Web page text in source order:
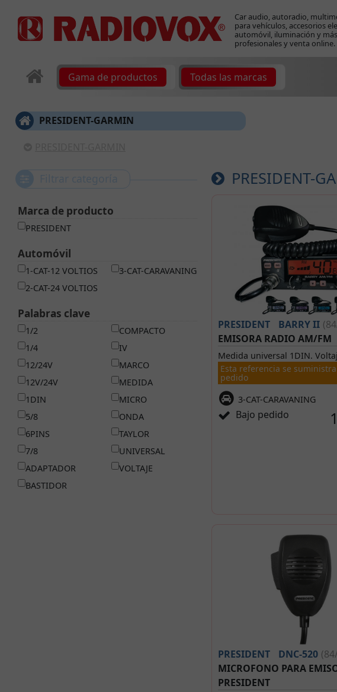
Car audio, autoradio,
para vehículos, accesorios
automóvil, iluminación y
profesionales y venta online.
Gama de productos Todas las marcas
PRESIDENT-GARMIN
Marca de producto
PRESIDENT
Automóvil
1-CAT-12 VOLTIOS
2-CAT-24 VOLTIOS
3-CAT-CARAVANING
Palabras clave
1/2
1/4
12/24V
12V/24V
1DIN
5/8
6PINS
7/8
ADAPTADOR
BASTIDOR
COMPACTO
IV
MARCO
MEDIDA
MICRO
ONDA
TAYLOR
UNIVERSAL
VOLTAJE
PRESIDENT-
PRESIDENT BARRY II
EMISORA RADIO AM/FM
Medida universal 1DIN.
Esta referencia se
pedido
3-CAT-CARAVANING
Bajo pedido
PRESIDENT DNC-520
MICROFONO PARA
PRESIDENT